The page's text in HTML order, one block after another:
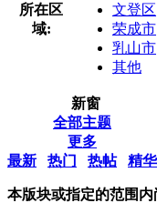
所在区
域:
文登区
荣成市
乳山市
其他
新窗
全部主题
更多
最新
热门 热帖 精华
本版块或指定的范围内